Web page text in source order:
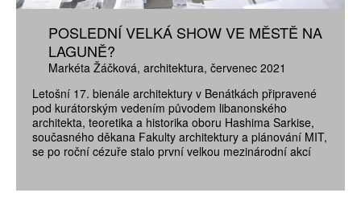
POSLEDNÍ VELKÁ SHOW VE MĚSTĚ NA
LAGUNĚ?
Markéta Žáčková architektura červenec 2021
Letošní 17. bienále architektury v Benátkách připravené
pod kurátorským vedením původem libanonského
architekta, teoretika a historika oboru Hashima Sarkise,
současného děkana Fakulty architektury a plánování MIT,
se po roční cézuře stalo první velkou mezinárodní akcí